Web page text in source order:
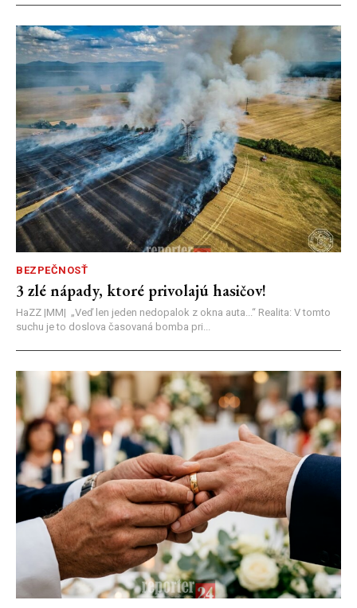
BEZPEČNOSŤ
3 zlé nápady, ktoré privolajú hasičov!
HaZZ |MM| ​„Veď len jeden nedopalok z okna auta...“ ​Realita: V tomto
suchu je to doslova časovaná bomba pri...